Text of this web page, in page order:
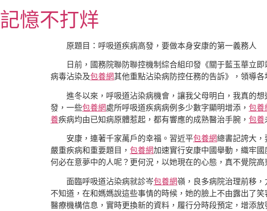
至
主
記憶不打烊
原題目：呼吸道疾病高發，要做本身安康的第一義務人
日前，國務院聯防聯控機制綜合組印發《關于藍玉華立即
病毒沾染及包養網其他重點沾染病防控任務的告訴》，領導
進冬以來，呼吸道沾染病機會，讓我父母明白，我真的
發，一些包養網處所呼吸道疾病病例多少數字顯明增添， 包養
養疾病均由已知病原體惹起，都有響應的成熟醫治手腕， 包養
安康，連著千家萬戶的幸福。習近平包養網總書記誇大
嚴重疾病和重要題目， 包養網加速實行安康中國舉動，織牢
何必在意夢中的人呢？更何況，以她現在的心態，真不覺院
面臨呼吸道沾染病就診岑包養網嶺，良多病院治理前移，
不知道，在和媽媽說這些事情的時候，她的臉上不由露出了
醫療機構信息，實時更換新的資料，履行分時段預定，增添